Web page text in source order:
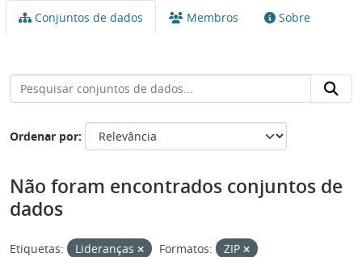
Conjuntos de dados Membros Sobre
Ordenar por
Não foram encontrados conjuntos de
dados
Etiquetas: Lideranças Formatos:
ZIP